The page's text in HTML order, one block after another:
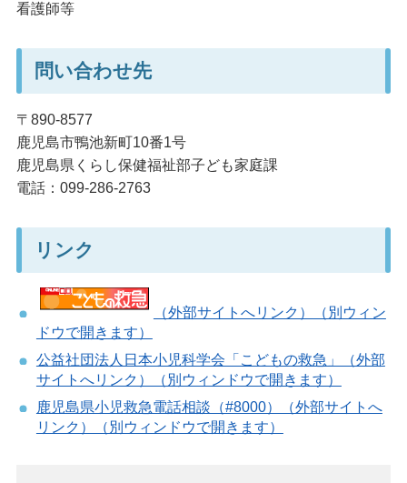
看護師等
問い合わせ先
〒890-8577
鹿児島市鴨池新町10番1号
鹿児島県くらし保健福祉部子ども家庭課
電話：099-286-2763
リンク
（外部サイトへリンク）（別ウィン
ドウで開きます）
公益社団法人日本小児科学会「こどもの救急」（外部
サイトへリンク）（別ウィンドウで開きます）
鹿児島県小児救急電話相談（#8000）（外部サイトへ
リンク）（別ウィンドウで開きます）